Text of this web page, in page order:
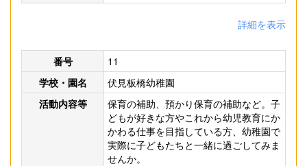
詳細を表示
番号
11
学校・園名
伏見板橋幼稚園
活動内容等
保育の補助、預かり保育の補助など。子
どもが好きな方やこれから幼児教育にか
かわる仕事を目指している方、幼稚園で
実際に子どもたちと一緒に過ごしてみま
せんか。